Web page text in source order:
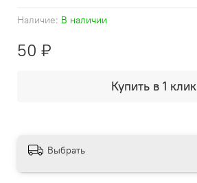
Наличие: В наличии
50 ₽
Купить в 1 клик
Выбрать